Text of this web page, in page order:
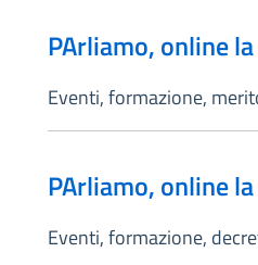
PArliamo, online
Eventi, formazione,
PArliamo, online
Eventi, formazione,